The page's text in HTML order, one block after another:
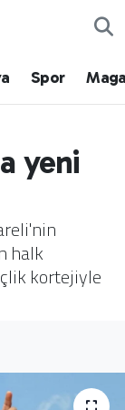
Spor
yeni
halk
kortejiyle